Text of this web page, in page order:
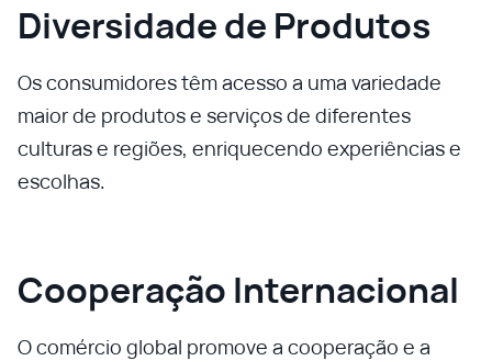
Diversidade de Produtos
Os consumidores têm acesso a uma variedade
maior de produtos e serviços de diferentes
culturas e regiões, enriquecendo experiências e
escolhas.
Cooperação Internacional
O comércio global promove a cooperação e a